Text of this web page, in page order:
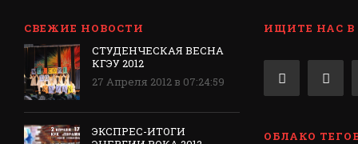
СВЕЖИЕ НОВОСТИ
СТУДЕНЧЕСКАЯ ВЕСНА
КГЭУ 2012
27 Апреля 2012 в 07:24:59
ЭКСПРЕС-ИТОГИ
ИЩИТЕ НАС В
ОБЛАКО